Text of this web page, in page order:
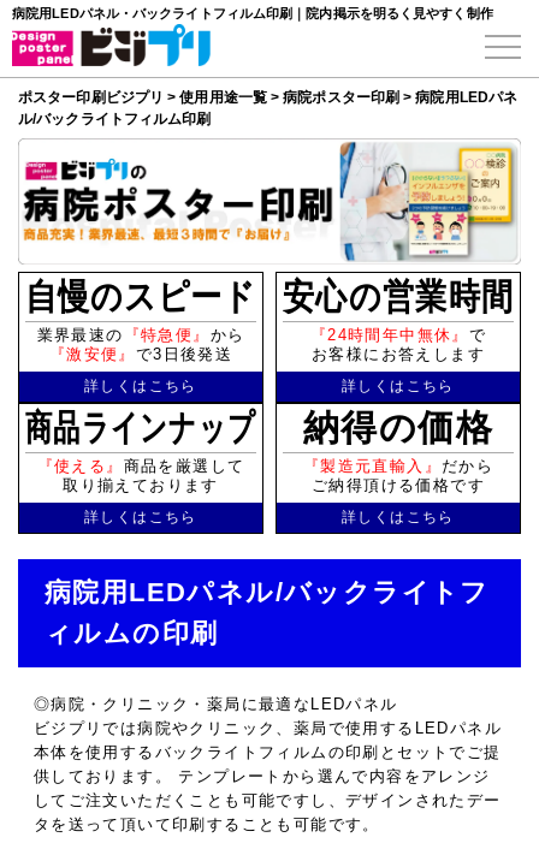
病院用LEDパネル・バックライトフィルム印刷｜院内掲示を明るく見やすく制作
ポスター印刷ビジプリ >使用用途一覧>病院ポスター印刷 >病院用LEDパネ
ル/バックライトフィルム印刷
自慢のスピード
業界最速の 『特急便』 から
『激安便』 で3日後発送
詳しくはこちら
安心の営業時間
『24時間年中無休』 で
お客様にお答えします
詳しくはこちら
商品ラインナップ
『使える』 商品を厳選して
取り揃えております
詳しくはこちら
納得の価格
『製造元直輸入』 だから
ご納得頂ける価格です
詳しくはこちら
病院用LEDパネル/バックライトフ
ィルムの印刷
◎病院・クリニック・薬局に最適なLEDパネル
ビジプリでは病院やクリニック、薬局で使用するLEDパネル
本体を使用するバックライトフィルムの印刷とセットでご提
供しております。 テンプレートから選んで内容をアレンジ
してご注文いただくことも可能ですし、デザインされたデー
タを送って頂いて印刷することも可能です。